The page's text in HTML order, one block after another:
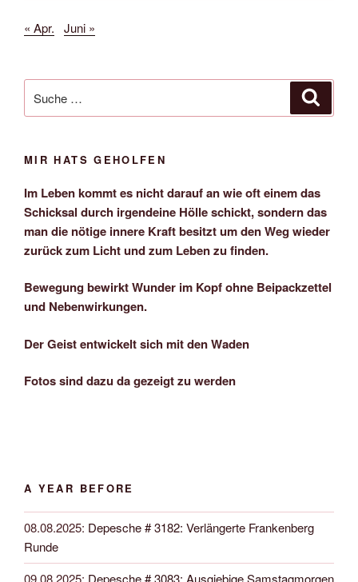
« Apr. Juni »
nach:
MIR HATS GEHOLFEN
Im Leben kommt es nicht darauf an wie oft einem das
Schicksal durch irgendeine Hölle schickt, sondern das
man die nötige innere Kraft besitzt um den Weg wieder
zurück zum Licht und zum Leben zu finden.
Bewegung bewirkt Wunder im Kopf ohne Beipackzettel
und Nebenwirkungen.
Der Geist entwickelt sich mit den Waden
Fotos sind dazu da gezeigt zu werden
A YEAR BEFORE
08.08.2025: Depesche # 3182: Verlängerte Frankenberg
Runde
09.08.2025: Depesche # 3083: Ausgiebige Samstagmorgen